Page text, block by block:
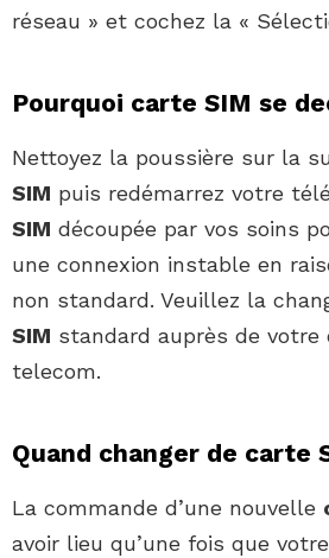
réseau » et cochez la «
Pourquoi carte SIM se
Nettoyez la poussière sur la
SIM puis redémarrez votre
SIM découpée par vos soins
une connexion instable en
non standard. Veuillez la
SIM standard auprès de votre
telecom.
Quand changer de carte
La commande d’une nouvelle
avoir lieu qu’une fois que